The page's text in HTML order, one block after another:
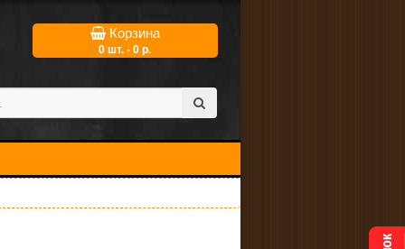
Корзина
0 шт. - 0 р.